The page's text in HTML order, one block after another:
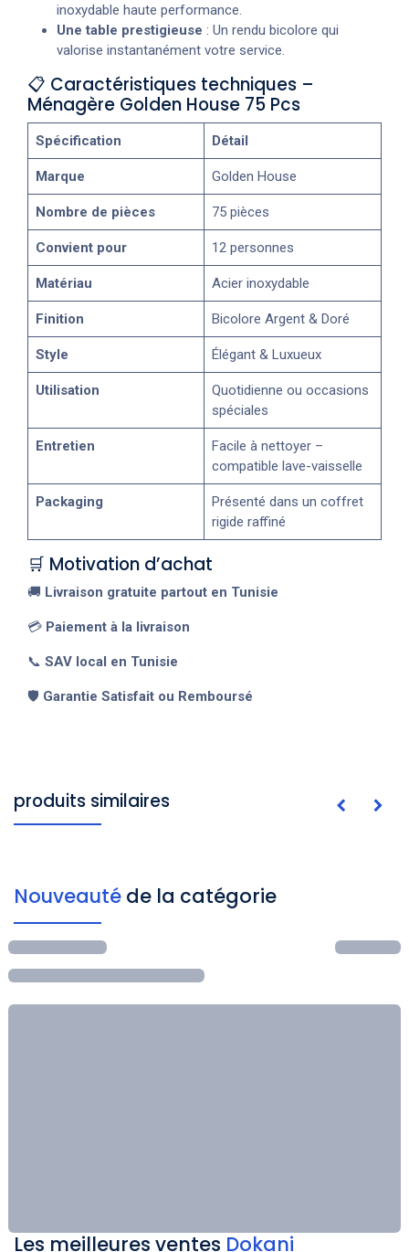
inoxydable haute performance.
Une table prestigieuse : Un rendu bicolore qui
valorise instantanément votre service.
📋 Caractéristiques techniques –
Ménagère Golden House 75 Pcs
Spécification Détail
Marque Golden House
Nombre de pièces 75 pièces
Convient pour 12 personnes
Matériau Acier inoxydable
Finition Bicolore Argent & Doré
Style Élégant & Luxueux
Utilisation
Quotidienne ou occasions
spéciales
Entretien
Facile à nettoyer –
compatible lave-vaisselle
Packaging
Présenté dans un coffret
rigide raffiné
🛒 Motivation d’achat
🚚 Livraison gratuite partout en Tunisie
💳 Paiement à la livraison
📞 SAV local en Tunisie
🛡️ Garantie Satisfait ou Remboursé
produits similaires
Nouveauté de la catégorie
Les meilleures ventes Dokani